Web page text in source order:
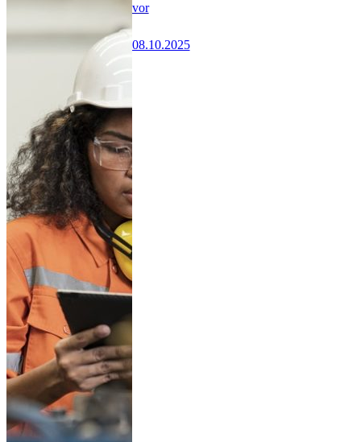
vor
08.10.2025